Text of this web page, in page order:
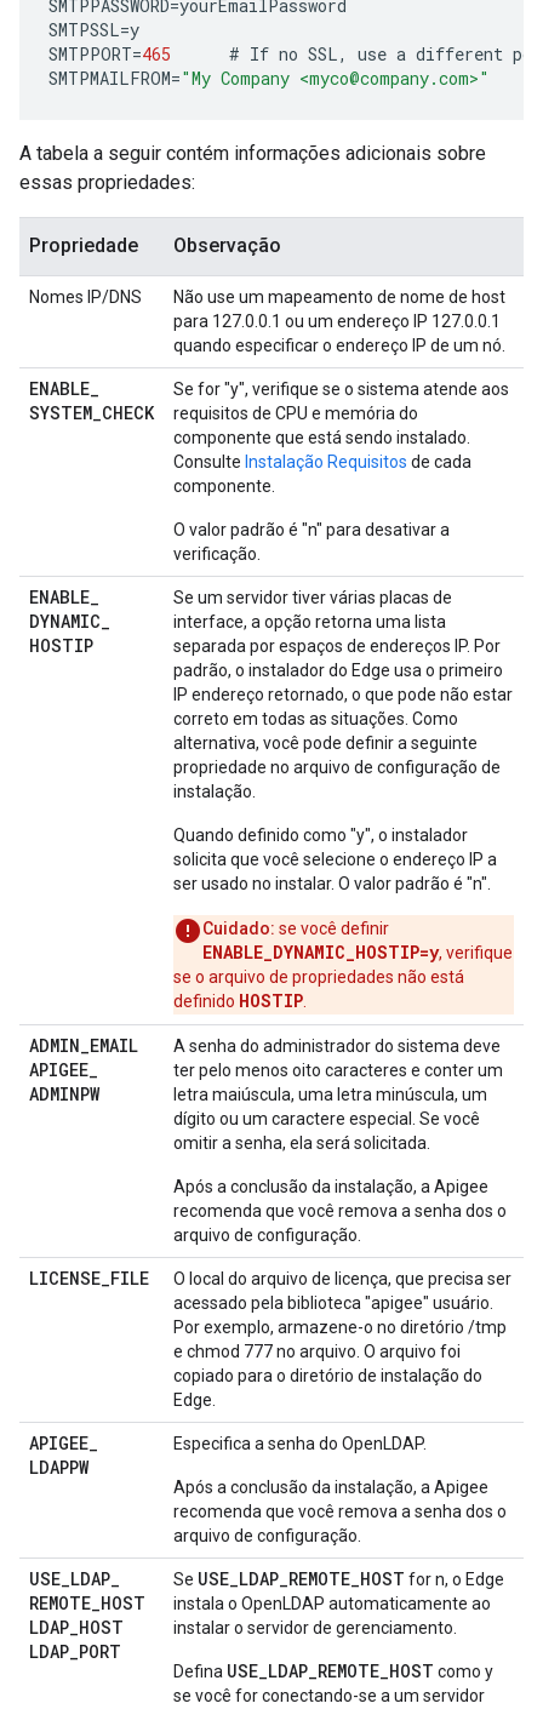
SMTPPASSWORD=yourEmailPassword
SMTPSSL=y
SMTPPORT=465 # If no SSL, use a different
SMTPMAILFROM="My Company <myco@company.com>"
A tabela a seguir contém informações adicionais sobre
essas propriedades:
Propriedade Observação
Nomes IP/DNS
Não use um mapeamento de nome de host
para 127.0.0.1 ou um endereço IP 127.0.0.1
quando especificar o endereço IP de um nó.
ENABLE_
SYSTEM_CHECK
Se for "y", verifique se o sistema atende aos
requisitos de CPU e memória do
componente que está sendo instalado.
Consulte Instalação Requisitos de cada
componente.
O valor padrão é "n" para desativar a
verificação.
ENABLE_
DYNAMIC_
HOSTIP
Se um servidor tiver várias placas de
interface, a opção retorna uma lista
separada por espaços de endereços IP. Por
padrão, o instalador do Edge usa o primeiro
IP endereço retornado, o que pode não estar
correto em todas as situações. Como
alternativa, você pode definir a seguinte
propriedade no arquivo de configuração de
instalação.
Quando definido como "y", o instalador
solicita que você selecione o endereço IP a
ser usado no instalar. O valor padrão é "n".
Cuidado: se você definir
ENABLE_DYNAMIC_HOSTIP=y, verifique
se o arquivo de propriedades não está
definido HOSTIP
ADMIN_EMAIL
APIGEE_
ADMINPW
A senha do administrador do sistema deve
ter pelo menos oito caracteres e conter um
letra maiúscula, uma letra minúscula, um
dígito ou um caractere especial. Se você
omitir a senha, ela será solicitada.
Após a conclusão da instalação, a Apigee
recomenda que você remova a senha dos o
arquivo de configuração.
LICENSE_FILE
O local do arquivo de licença, que precisa ser
acessado pela biblioteca "apigee" usuário.
Por exemplo, armazene-o no diretório /tmp
e chmod 777 no arquivo. O arquivo foi
copiado para o diretório de instalação do
Edge.
APIGEE_
LDAPPW
Especifica a senha do OpenLDAP.
Após a conclusão da instalação, a Apigee
recomenda que você remova a senha dos o
arquivo de configuração.
USE_LDAP_
REMOTE_HOST
LDAP_HOST
LDAP_PORT
Se USE_LDAP_REMOTE_HOST for n, o Edge
instala o OpenLDAP automaticamente ao
instalar o servidor de gerenciamento.
Defina USE_LDAP_REMOTE_HOST como y
se você for conectando-se a um servidor